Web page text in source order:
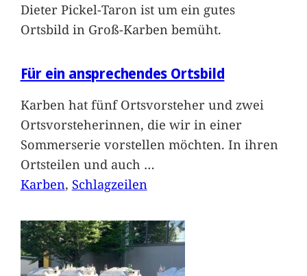
Dieter Pickel-Taron ist um ein gutes
Ortsbild in Groß-Karben bemüht.
Für ein ansprechendes Ortsbild
Karben hat fünf Ortsvorsteher und zwei
Ortsvorsteherinnen, die wir in einer
Sommerserie vorstellen möchten. In ihren
Ortsteilen und auch …
Karben, Schlagzeilen